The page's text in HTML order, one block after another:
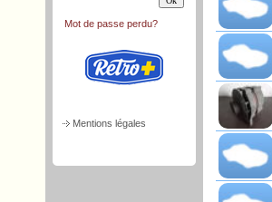
Mot de passe perdu?
Mentions légales